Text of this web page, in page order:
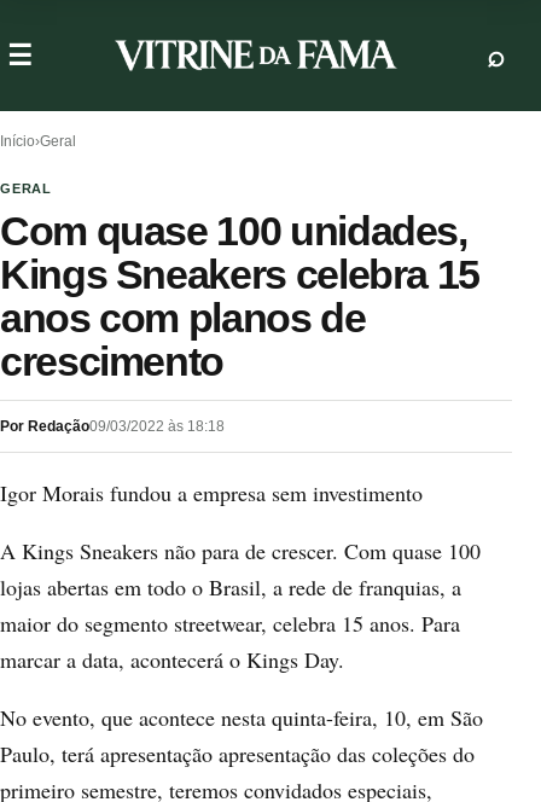
Início›Geral
GERAL
Com quase 100 unidades,
Kings Sneakers celebra 15
anos com planos de
crescimento
Por Redação09/03/2022 às 18:18
Igor Morais fundou a empresa sem investimento
A Kings Sneakers não para de crescer. Com quase 100
lojas abertas em todo o Brasil, a rede de franquias, a
maior do segmento streetwear, celebra 15 anos. Para
marcar a data, acontecerá o Kings Day.
No evento, que acontece nesta quinta-feira, 10, em São
Paulo, terá apresentação apresentação das coleções do
primeiro semestre, teremos convidados especiais,